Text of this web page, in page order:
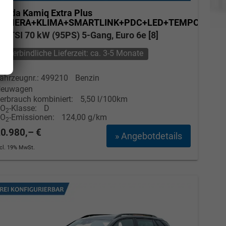
Skoda Kamiq Extra Plus
KAMERA+KLIMA+SMARTLINK+PDC+LED+TEMPOMAT
1.0 TSI 70 kW (95PS) 5-Gang, Euro 6e [8]
unverbindliche Lieferzeit: ca. 3-5 Monate
499210
Benzin
kombiniert:
5,50 l/100km
2-Klasse:
D
2-Emissionen: 124,00 g/km
» Angebotdetails
€
19% MwSt. Elvedin Calakovic
Tel. 04181/2176-27
calakovic@take-your-car.de